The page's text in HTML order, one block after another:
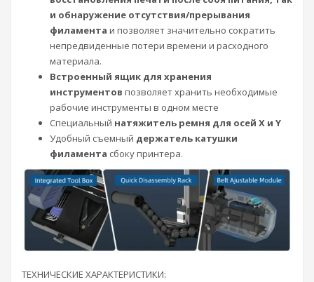
и обнаружение отсутствия/прерывания
филамента и позволяет значительно сократить
непредвиденные потери времени и расходного
материала.
Встроенный ящик для хранения
инструментов позволяет хранить необходимые
рабочие инструменты в одном месте
Специальный натяжитель ремня для осей X и Y
Удобный съемный держатель катушки
филамента сбоку принтера.
ТЕХНИЧЕСКИЕ ХАРАКТЕРИСТИКИ: